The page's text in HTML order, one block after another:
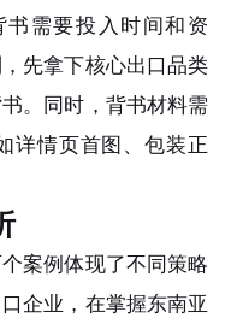
需要投入时间和资
先拿下核心出口品类
。同时，背书材料需
详情页首图、包装正
案例体现了不同策略
企业，在掌握东南亚